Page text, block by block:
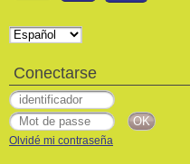
Conectarse
Olvidé mi contraseña